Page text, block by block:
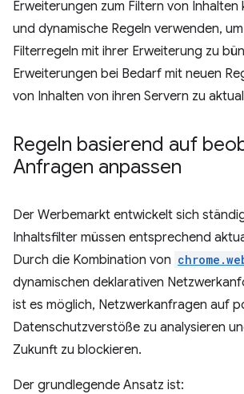
Erweiterungen zum Filtern von
und dynamische Regeln verwenden,
Filterregeln mit ihrer Erweiterung zu
Erweiterungen bei Bedarf mit neuen
von Inhalten von ihren Servern zu
Regeln basierend auf
Anfragen anpassen
Der Werbemarkt entwickelt sich
Inhaltsfilter müssen entsprechend
Durch die Kombination von
dynamischen deklarativen
ist es möglich, Netzwerkanfragen auf
Datenschutzverstöße zu analysieren
Zukunft zu blockieren.
Der grundlegende Ansatz ist: